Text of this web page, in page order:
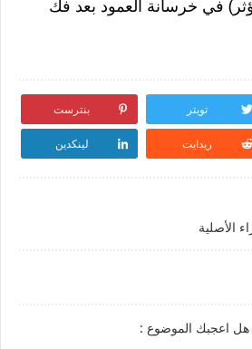
في خرسانة العمود بعد فك
تويتر بنترست
ريدايت لينكدين
الأصلية
هل اعجبك الموضوع :